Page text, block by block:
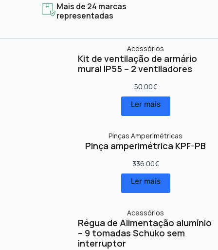
Mais de 24 marcas
representadas
Acessórios
Kit de ventilação de armário
mural IP55 – 2 ventiladores
50.00€
Ler mais
Pinças Amperimétricas
Pinça amperimétrica KPF-PB
336.00€
Ler mais
Acessórios
Régua de Alimentação alumínio
– 9 tomadas Schuko sem
interruptor